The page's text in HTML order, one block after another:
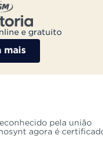
e gratuito
mais
pela união
agora é